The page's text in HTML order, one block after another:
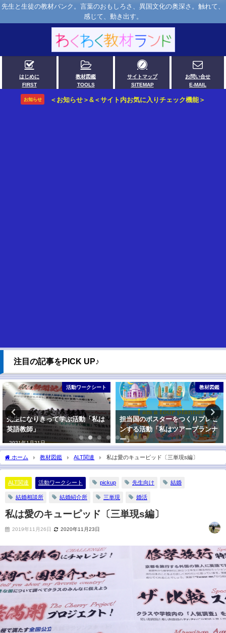
先生と生徒の教材バンク。言葉のおもしろさ、異国文化の奥深さ。触れて、
感じて、動き出す。
はじめに
FIRST
教材図鑑
TOOLS
サイトマップ
SITEMAP
お問い合せ
E-MAIL
お知らせ ＜お知らせ＞&＜サイト内お気に入りチェック機能＞
注目の記事をPICK UP♪
活動ワークシート
先生になりきって学ぶ活動「私は
英語教師」
2021年1月21日
教材図鑑
担当国のポスターをつくりプレゼ
ンする活動「私はツアープランナ
ー」
ホーム 教材図鑑 ALT関連 私は愛のキューピッド〔三単現s編〕
ALT関連 活動ワークシート pickup 先生向け 結婚
結婚相談所 結婚紹介所 三単現 婚活
私は愛のキューピッド〔三単現s編〕
2019年11月26日 2020年11月23日